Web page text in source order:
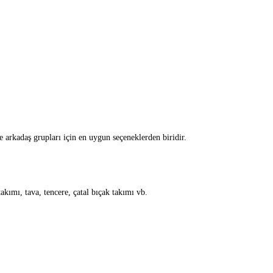
grupları için en uygun seçeneklerden biridir.
tava, tencere, çatal bıçak takımı vb.